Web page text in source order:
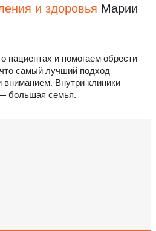
и здоровья Марии
пациентах и помогаем обрести
самый лучший подход
Внутри клиники
большая семья.